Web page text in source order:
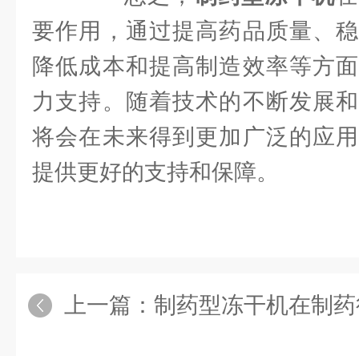
要作用，通过提高药品质量、
降低成本和提高制造效率等方
力支持。随着技术的不断发展
将会在未来得到更加广泛的应
提供更好的支持和保障。
上一篇： 制药型冻干机在制药行